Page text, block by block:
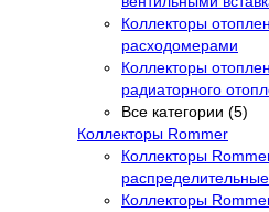
Коллекторы
расходомерами
Коллекторы
радиаторного
Все категории (5)
Коллекторы Rommer
Коллекторы
распределительные
Коллекторы